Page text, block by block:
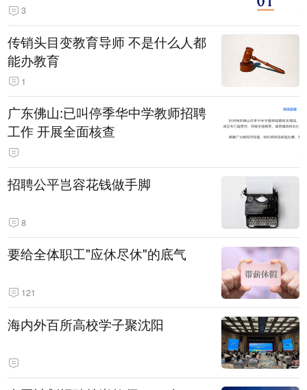
3
传销头目变教育导师 不是什么人都
能办教育
1
广东佛山:已叫停季华中学教师招聘
工作 开展全面核查
招聘公平岂容花钱做手脚
8
要给全体职工"应休尽休"的底气
121
海内外百所高校学子聚沈阳